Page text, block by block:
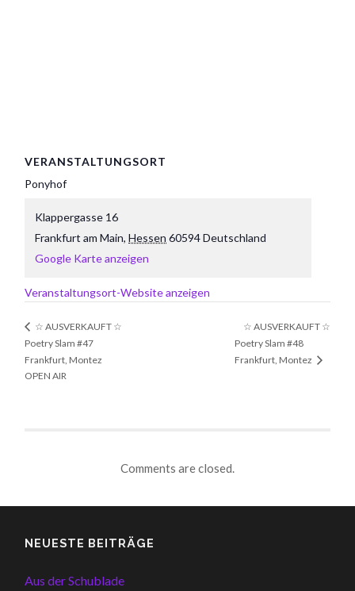
VERANSTALTUNGSORT
Ponyhof
Klappergasse 16
Frankfurt am Main, Hessen 60594Deutschland
Google Karte anzeigen
Veranstaltungsort-Website anzeigen
☆ AUSVERKAUFT ☆
Poetry Slam #47
Frankfurt, Montez
OPEN AIR
☆ AUSVERKAUFT ☆
Poetry Slam #48
Frankfurt, Montez
Comments are closed.
NEUESTE BEITRÄGE
Aus der Schublade